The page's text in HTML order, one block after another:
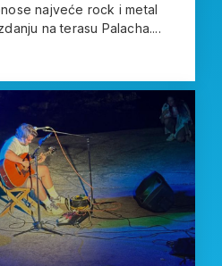
najveće rock i metal
na terasu Palacha....